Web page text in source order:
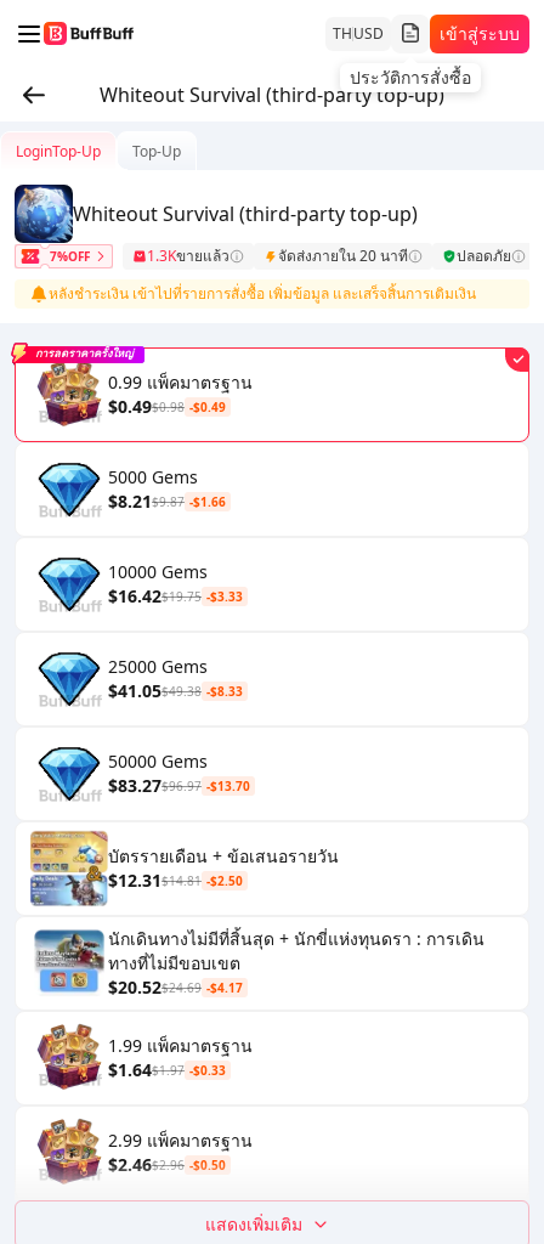
THUSD
ประวัติการสั่งซื้อ
เข้าสู่ระบบ
Whiteout Survival (third-party top-up)
LoginTop-Up Top-Up
Whiteout Survival (third-party top-up)
7%OFF 1.3Kขายแล้ว จัดส่งภายใน 20 นาที
ปลอดภัย
หลังชำระเงิน เข้าไปที่รายการสั่งซื้อ เพิ่มข้อมูล และเสร็จสิ้นการเติมเงิน
0.99 แพ็คมาตรฐาน
$0.49$0.98 -$0.49
การลดราคาครั้งใหญ่
5000 Gems
$8.21$9.87 -$1.66
10000 Gems
$16.42$19.75 -$3.33
25000 Gems
$41.05$49.38 -$8.33
50000 Gems
$83.27$96.97 -$13.70
บัตรรายเดือน + ข้อเสนอรายวัน
$12.31$14.81 -$2.50
นักเดินทางไม่มีที่สิ้นสุด + นักขี่แห่งทุนดรา : การเดิน
ทางที่ไม่มีขอบเขต
$20.52$24.69 -$4.17
1.99 แพ็คมาตรฐาน
$1.64$1.97 -$0.33
2.99 แพ็คมาตรฐาน
$2.46$2.96 -$0.50
แสดงเพิ่มเติม